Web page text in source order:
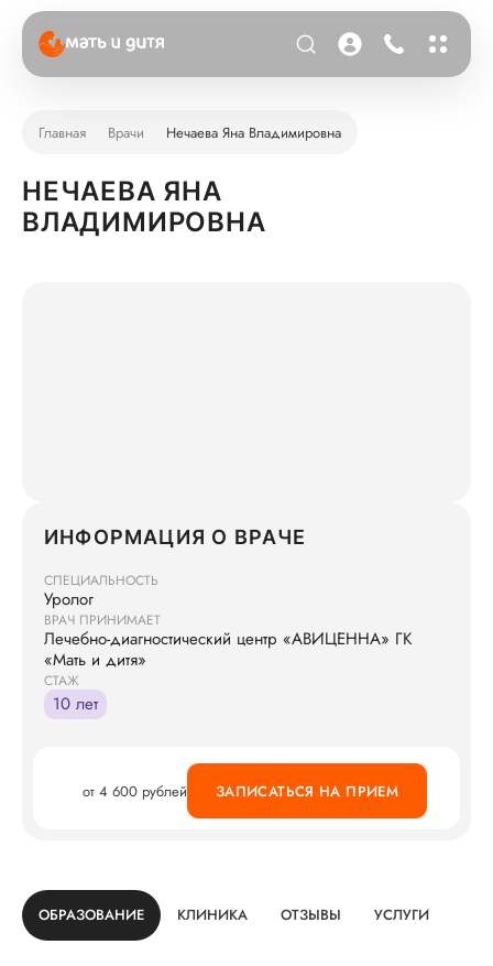
Главная Врачи Нечаева Яна Владимировна
НЕЧАЕВА ЯНА
ВЛАДИМИРОВНА
ИНФОРМАЦИЯ О ВРАЧЕ
СПЕЦИАЛЬНОСТЬ
Уролог
ВРАЧ ПРИНИМАЕТ
Лечебно-диагностический центр «АВИЦЕННА» ГК
«Мать и дитя»
СТАЖ
10 лет
от 4 600 рублей ЗАПИСАТЬСЯ НА ПРИЕМ
ОБРАЗОВАНИЕ КЛИНИКА ОТЗЫВЫ УСЛУГИ